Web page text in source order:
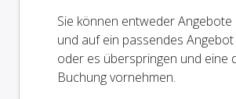
Sie können entweder
und auf ein passendes Angebot
oder es überspringen und eine
Buchung vornehmen.